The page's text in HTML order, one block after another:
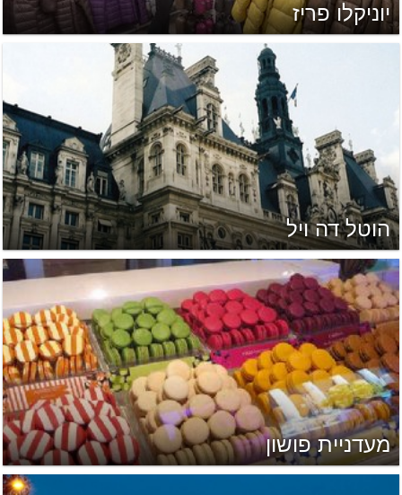
יוניקלו פריז
הוטל דה ויל
מעדניית פושון